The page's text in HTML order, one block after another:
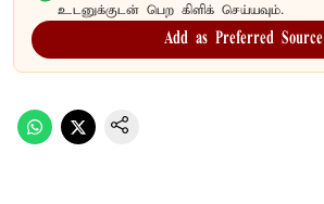
உடனுக்குடன் பெற கிளிக் செய்யவும்.
Add as Preferred Source